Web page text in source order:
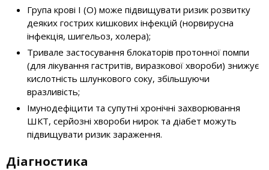
Група крові I (О) може підвищувати ризик розвитку
деяких гострих кишкових інфекцій (норвирусна
інфекція, шигельоз, холера);
Тривале застосування блокаторів протонної помпи
(для лікування гастритів, виразкової хвороби) знижує
кислотність шлункового соку, збільшуючи
вразливість;
Імунодефіцити та супутні хронічні захворювання
ШКТ, серйозні хвороби нирок та діабет можуть
підвищувати ризик зараження.
Діагностика